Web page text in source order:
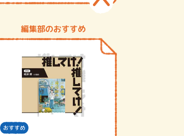
編集部のおすすめ
おすすめ